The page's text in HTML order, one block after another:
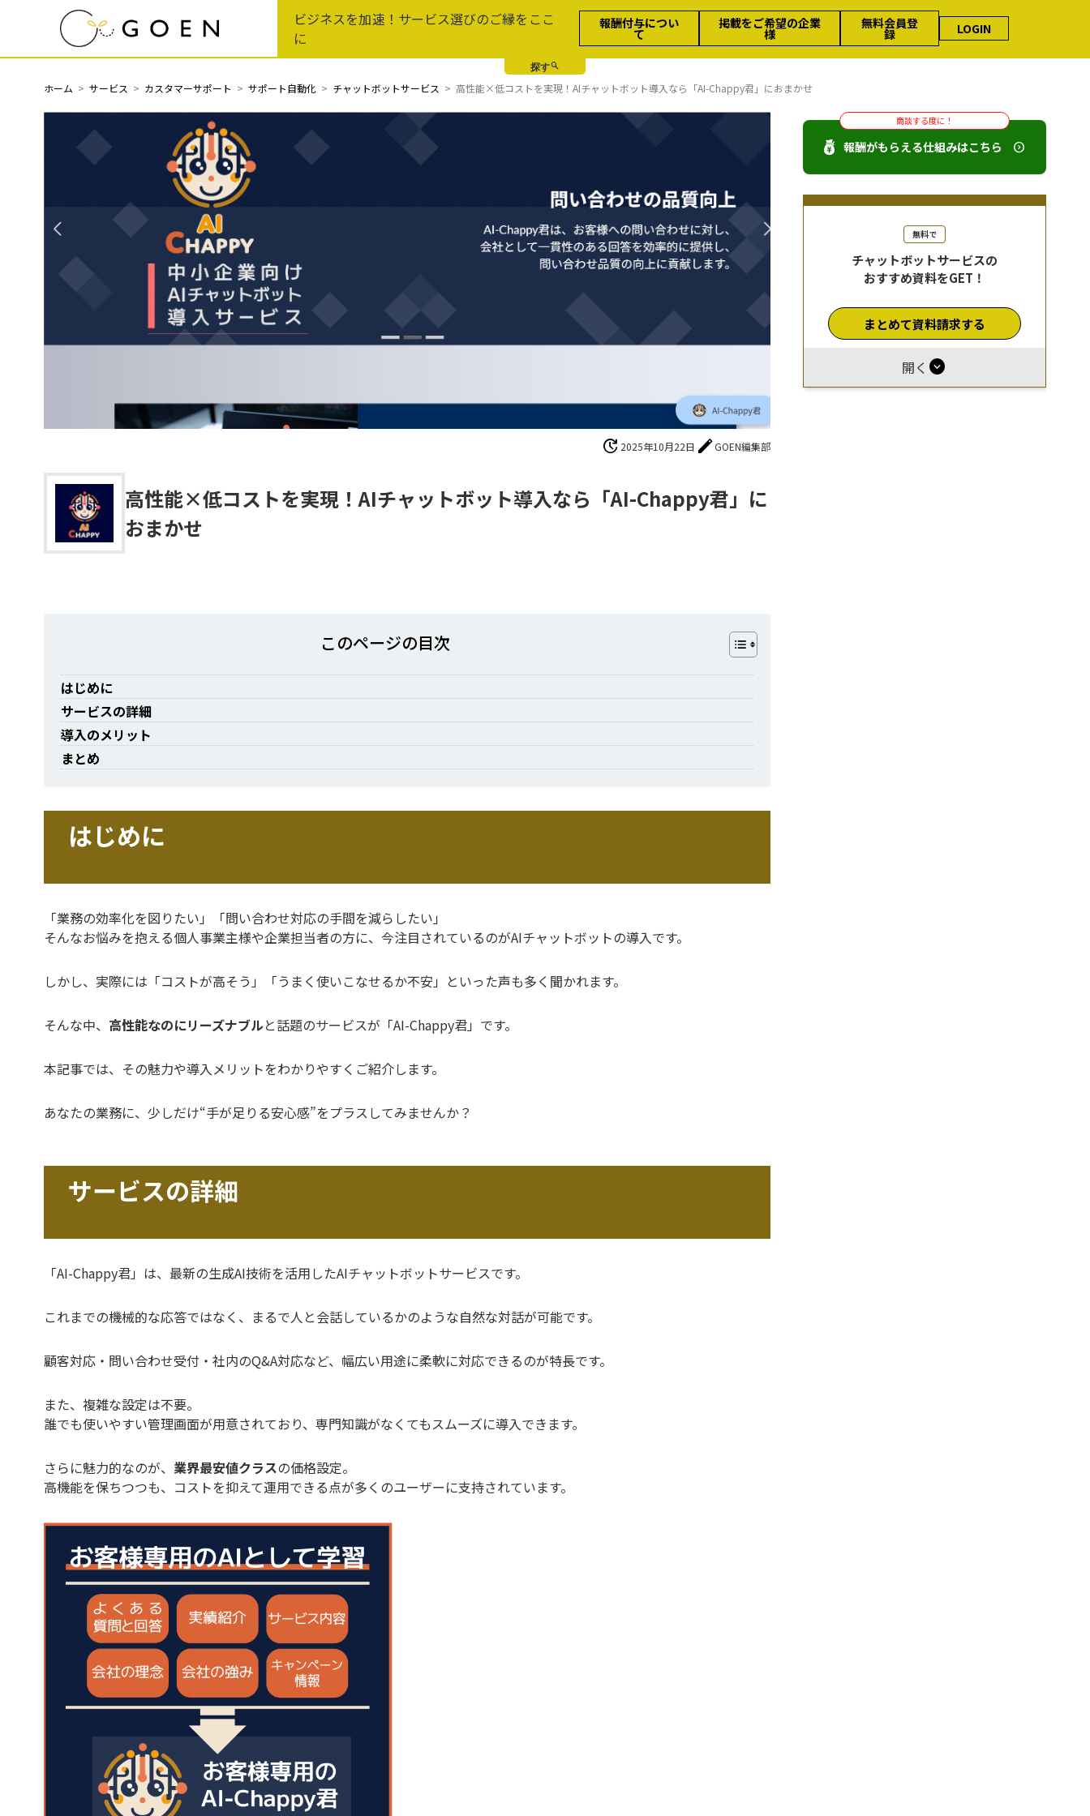
ビジネスを加速！サービス選びのご縁をここ
に
報酬付与につい
て
掲載をご希望の企業
様
無料会員登
録 LOGIN
ホーム サービス カスタマーサポート サポート自動化 チャットボットサービス 高性能×低コストを実現！AIチャットボット導入なら「AI-Chappy君」におまかせ
update 2025年10月22日 editGOEN編集部
高性能×低コストを実現！AIチャットボット導入なら「AI-Chappy君」に
おまかせ
このページの⽬次
はじめに
サービスの詳細
導入のメリット
まとめ
はじめに
「業務の効率化を図りたい」「問い合わせ対応の手間を減らしたい」
そんなお悩みを抱える個人事業主様や企業担当者の方に、今注目されているのがAIチャットボットの導入です。
しかし、実際には「コストが高そう」「うまく使いこなせるか不安」といった声も多く聞かれます。
そんな中、 高性能なのにリーズナブルと話題のサービスが「AI-Chappy君」です。
本記事では、その魅力や導入メリットをわかりやすくご紹介します。
あなたの業務に、少しだけ“手が足りる安心感”をプラスしてみませんか？
サービスの詳細
「AI-Chappy君」は、最新の生成AI技術を活用したAIチャットボットサービスです。
これまでの機械的な応答ではなく、まるで人と会話しているかのような自然な対話が可能です。
顧客対応・問い合わせ受付・社内のQ&A対応など、幅広い用途に柔軟に対応できるのが特長です。
また、複雑な設定は不要。
誰でも使いやすい管理画面が用意されており、専門知識がなくてもスムーズに導入できます。
さらに魅力的なのが、 業界最安値クラスの価格設定。
高機能を保ちつつも、コストを抑えて運用できる点が多くのユーザーに支持されています。
商談する度に！
報酬がもらえる仕組みはこちら
無料で
チャットボットサービスの
おすすめ資料をGET！
まとめて資料請求する
開く expand_circle_down